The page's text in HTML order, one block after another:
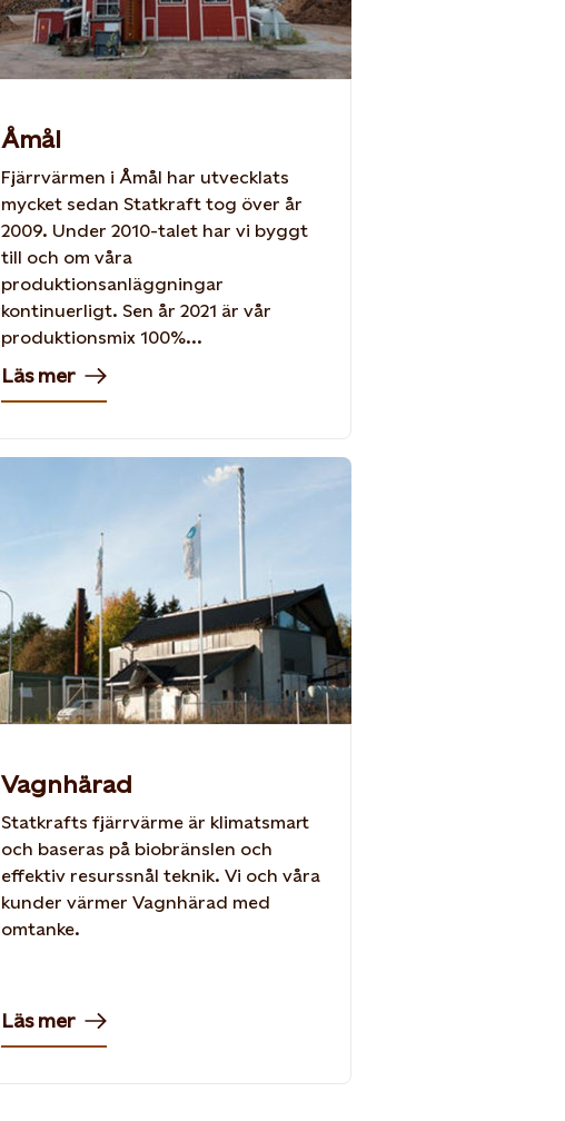
Åmål
Fjärrvärmen i Åmål har utvecklats
mycket sedan Statkraft tog över år
2009. Under 2010-talet har vi byggt
till och om våra
produktionsanläggningar
kontinuerligt. Sen år 2021 är vår
produktionsmix 100%...
Läs mer
Vagnhärad
Statkrafts fjärrvärme är klimatsmart
och baseras på biobränslen och
effektiv resurssnål teknik. Vi och våra
kunder värmer Vagnhärad med
omtanke.
Läs mer